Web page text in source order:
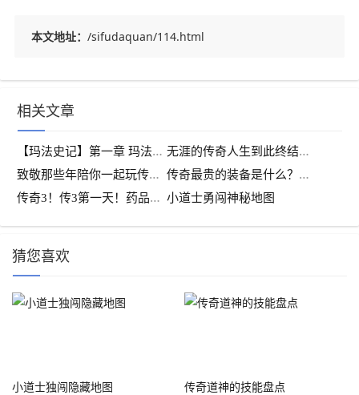
本文地址： /sifudaquan/114.html
相关文章
【
玛法史记】第一章 玛法大陆① 无
涯的传奇人生到此终结，从背叛开始，以背叛结束！
致
敬那些年陪你一起玩传奇的兄弟们 传
奇最贵的装备是什么？你知道吗？
传
奇3！传3第一天！药品补给，帮助你在战场上提供可靠保证！ 小道士勇闯神秘地图
猜您喜欢
小道士独闯隐藏地图 传奇道神的技能盘点